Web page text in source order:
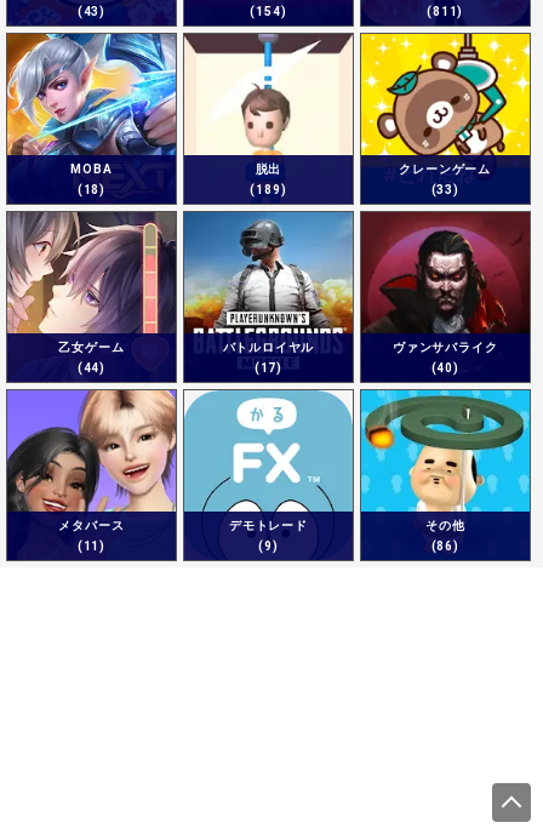
(43)
(154)
(811)
MOBA
(18)
脱出
(189)
クレーンゲーム
(33)
乙女ゲーム
(44)
バトルロイヤル
(17)
ヴァンサバライク
(40)
メタバース
(11)
デモトレード
(9)
その他
(86)